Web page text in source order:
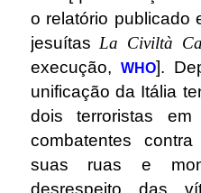
o relatório publicado
jesuítasLa Civiltà
execução,
WHO].
unificação da Itália
dois terroristas
combatentes
suas ruas e
desrespeito das